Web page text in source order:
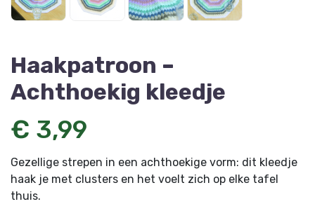
Haakpatroon –
Achthoekig kleedje
€ 3,99
Gezellige strepen in een achthoekige vorm: dit kleedje
haak je met clusters en het voelt zich op elke tafel
thuis.